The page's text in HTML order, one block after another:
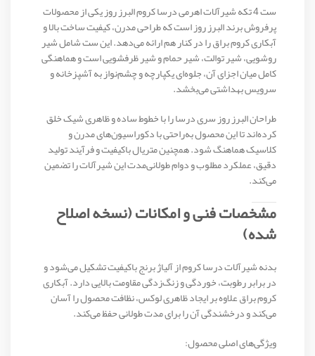
ست 4 تکه شیرآلات اهرمی درسا کروم البرز روز یکی از محصولات
پرفروش برند البرز روز است که طراحی مدرن، کیفیت ساخت بالا و
آبکاری کروم براق را در کنار هم ارائه می‌دهد. این ست شامل شیر
روشویی، شیر توالت، شیر حمام و شیر ظرفشویی است و هماهنگی
کامل میان اجزای آن، جلوه‌ای یکپارچه و چشم‌نواز به آشپزخانه و
سرویس بهداشتی می‌بخشد.
طراحان البرز روز سری درسا را با خطوط ساده و ظاهری شیک خلق
کرده‌اند تا این محصول به‌راحتی با دکوراسیون‌های مدرن و
کلاسیک هماهنگ شود. همچنین متریال باکیفیت و فرآیند تولید
دقیق، عملکرد مطلوب و دوام طولانی‌مدت این شیرآلات را تضمین
می‌کند.
مشخصات فنی و امکانات (نسخه اصلاح
شده)
بدنه شیرآلات درسا کروم از آلیاژ برنج باکیفیت تشکیل می‌شود و
در برابر رطوبت، خوردگی و زنگ‌زدگی مقاومت بالایی دارد. آبکاری
کروم براق علاوه بر ایجاد ظاهری لوکس، نظافت محصول را آسان
می‌کند و درخشندگی آن را برای مدت طولانی حفظ می‌کند.
ویژگی‌های اصلی محصول: